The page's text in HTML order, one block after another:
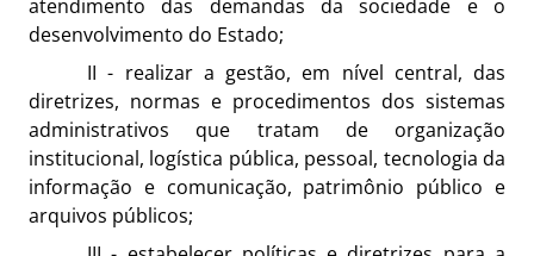
atendimento das demandas da sociedade e o
desenvolvimento do Estado;
II - realizar a gestão, em nível central, das
diretrizes, normas e procedimentos dos sistemas
administrativos que tratam de organização
institucional, logística pública, pessoal, tecnologia da
informação e comunicação, patrimônio público e
arquivos públicos;